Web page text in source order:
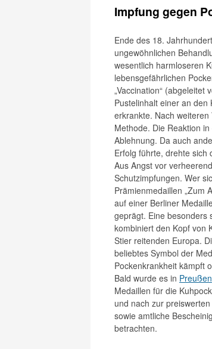
Impfung gegen
Ende des 18.
ungewöhnlichen
wesentlich harmloseren
lebensgefährlichen
„Vaccination“ (abgeleitet
Pustelinhalt einer an
erkrankte. Nach
Methode. Die Reaktion
Ablehnung. Da auch
Erfolg führte, drehte sich
Aus Angst vor
Schutzimpfungen. Wer
Prämienmedaillen „Zum
auf einer Berliner
geprägt. Eine besonders
kombiniert den Kopf von
Stier reitenden Europa.
beliebtes Symbol der
Pockenkrankheit kämpft
Bald wurde es in Preußen
Medaillen für die
und nach zur
sowie amtliche
betrachten.